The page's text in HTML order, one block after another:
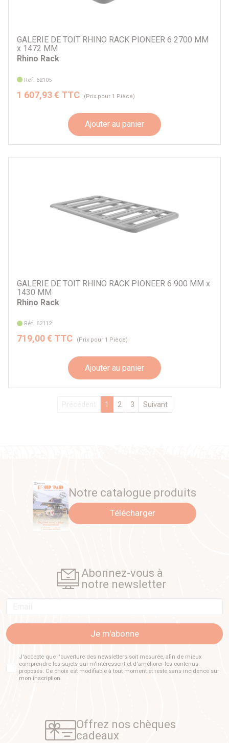
GALERIE DE TOIT RHINO RACK PIONEER 6 2700 MM
x 1472 MM
Rhino Rack
Réf. 62105
1 607,93 € TTC (Prix pour 1 Pièce)
Ajouter au panier
GALERIE DE TOIT RHINO RACK PIONEER 6 900 MM x
1430 MM
Rhino Rack
Réf. 62112
719,00 € TTC (Prix pour 1 Pièce)
Ajouter au panier
Précédent 1 2 3 Suivant
Notre catalogue produits
Télécharger
Abonnez-vous à
notre newsletter
Je m'abonne
J'accepte que l'ouverture des newsletters soit mesurée, afin de mieux
comprendre les sujets qui m'intéressent et d'améliorer les contenus
proposés. Ce choix est modifiable à tout moment et reste sans incidence sur
mon inscription.
Offrez nos chèques
cadeaux